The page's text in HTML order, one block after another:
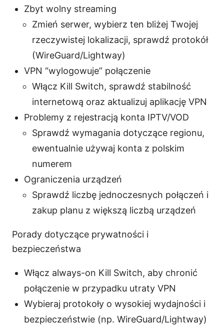
Zbyt wolny streaming
Zmień serwer, wybierz ten bliżej Twojej
rzeczywistej lokalizacji, sprawdź protokół
(WireGuard/Lightway)
VPN “wylogowuje” połączenie
Włącz Kill Switch, sprawdź stabilność
internetową oraz aktualizuj aplikację VPN
Problemy z rejestracją konta IPTV/VOD
Sprawdź wymagania dotyczące regionu,
ewentualnie używaj konta z polskim
numerem
Ograniczenia urządzeń
Sprawdź liczbę jednoczesnych połączeń i
zakup planu z większą liczbą urządzeń
Porady dotyczące prywatności i
bezpieczeństwa
Włącz always-on Kill Switch, aby chronić
połączenie w przypadku utraty VPN
Wybieraj protokoły o wysokiej wydajności i
bezpieczeństwie (np. WireGuard/Lightway)